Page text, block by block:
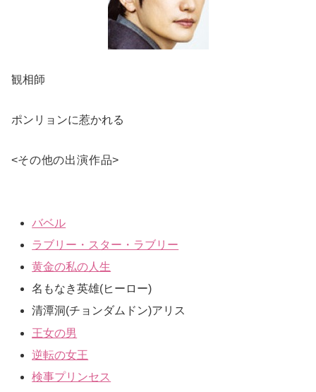
観相師
ポンリョンに惹かれる
<その他の出演作品>
バベル
ラブリー・スター・ラブリー
黄金の私の人生
名もなき英雄(ヒーロー)
清潭洞(チョンダムドン)アリス
王女の男
逆転の女王
検事プリンセス